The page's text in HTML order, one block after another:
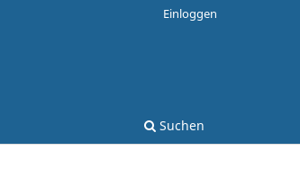
Suchen
Einloggen